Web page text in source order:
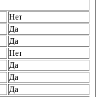
Нет
Да
Да
Нет
Да
Да
Да